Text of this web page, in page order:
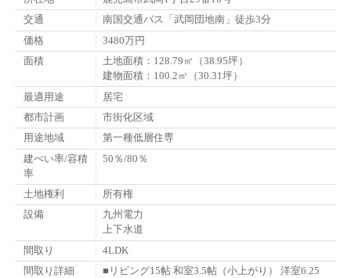
交通
南国交通バス「武岡団地南」徒歩3分
価格
3480万円
面積
土地面積：128.79㎡（38.95坪）
建物面積：100.2㎡（30.31坪）
最適用途
居宅
都市計画
市街化区域
用途地域
第一種低層住専
建ぺい率/容積
率
50％/80％
土地権利
所有権
設備
九州電力
上下水道
間取り
4LDK
間取り詳細
■リビング15帖 和室3.5帖（小上がり） 洋室6.25